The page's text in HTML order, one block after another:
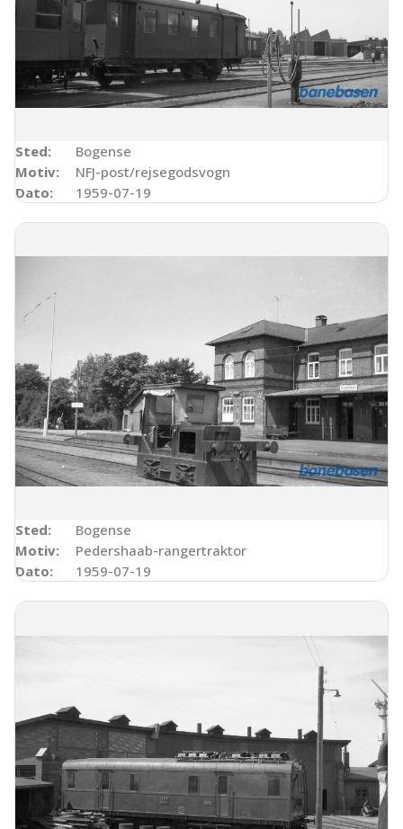
Sted:
Bogense
Motiv:
NFJ-post/rejsegodsvogn
Dato:
1959-07-19
Sted:
Bogense
Motiv:
Pedershaab-rangertraktor
Dato:
1959-07-19